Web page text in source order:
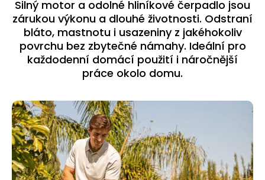
Silný motor a odolné hliníkové čerpadlo jsou
zárukou výkonu a dlouhé životnosti. Odstraní
bláto, mastnotu i usazeniny z jakéhokoliv
povrchu bez zbytečné námahy. Ideální pro
každodenní domácí použití i náročnější
práce okolo domu.